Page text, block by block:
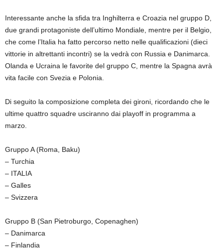
Interessante anche la sfida tra Inghilterra e Croazia nel gruppo D,
due grandi protagoniste dell’ultimo Mondiale, mentre per il Belgio,
che come l’Italia ha fatto percorso netto nelle qualificazioni (dieci
vittorie in altrettanti incontri) se la vedrà con Russia e Danimarca.
Olanda e Ucraina le favorite del gruppo C, mentre la Spagna avrà
vita facile con Svezia e Polonia.
Di seguito la composizione completa dei gironi, ricordando che le
ultime quattro squadre usciranno dai playoff in programma a
marzo.
Gruppo A (Roma, Baku)
– Turchia
– ITALIA
– Galles
– Svizzera
Gruppo B (San Pietroburgo, Copenaghen)
– Danimarca
– Finlandia